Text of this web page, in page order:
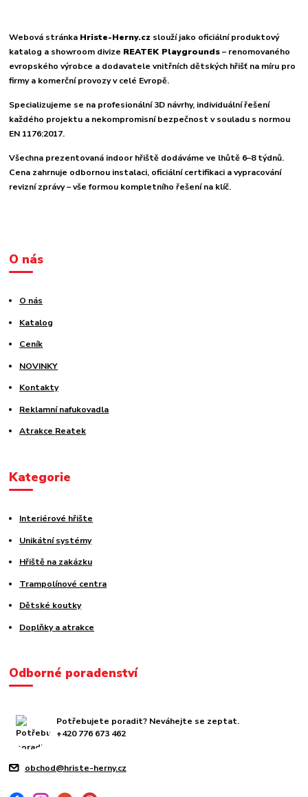
Webová stránka Hriste-Herny.cz slouží jako oficiální produktový
katalog a showroom divize REATEK Playgrounds– renomovaného
evropského výrobce a dodavatele vnitřních dětských hřišť na míru pro
firmy a komerční provozy v celé Evropě.
Specializujeme se na profesionální 3D návrhy, individuální řešení
každého projektu a nekompromisní bezpečnost v souladu s normou
EN 1176:2017.
Všechna prezentovaná indoor hřiště dodáváme ve lhůtě 6–8 týdnů.
Cena zahrnuje odbornou instalaci, oficiální certifikaci a vypracování
revizní zprávy – vše formou kompletního řešení na klíč.
O nás
O nás
Katalog
Ceník
NOVINKY
Kontakty
Reklamní nafukovadla
Atrakce Reatek
Kategorie
Interiérové hřište
Unikátní systémy
Hřiště na zakázku
Trampolínové centra
Dětské koutky
Doplňky a atrakce
Odborné poradenství
Potřebujete poradit? Neváhejte se zeptat.
+420 776 673 462
obchod@hriste-herny.cz